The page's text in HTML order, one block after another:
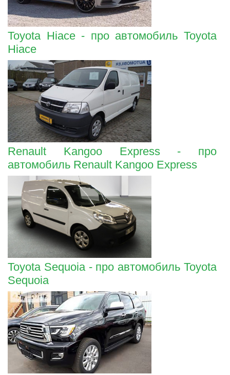
Toyota Hiace - про автомобиль Toyota
Hiace
Renault Kangoo Express - про
автомобиль Renault Kangoo Express
Toyota Sequoia - про автомобиль Toyota
Sequoia